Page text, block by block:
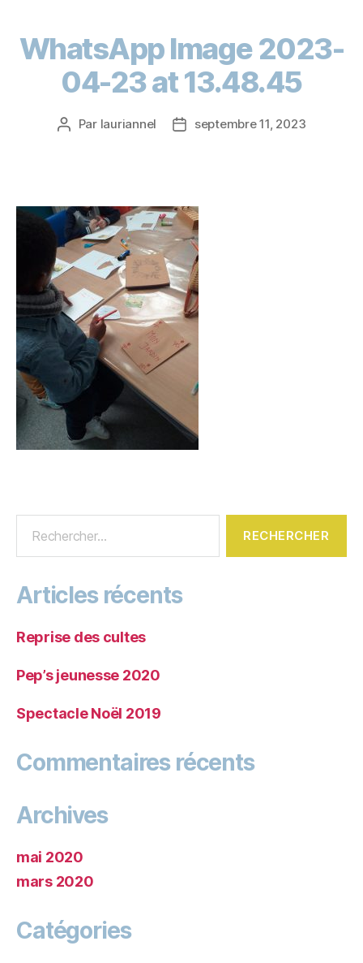
WhatsApp Image 2023-
04-23 at 13.48.45
Par lauriannel septembre 11, 2023
Articles récents
Reprise des cultes
Pep’s jeunesse 2020
Spectacle Noël 2019
Commentaires récents
Archives
mai 2020
mars 2020
Catégories